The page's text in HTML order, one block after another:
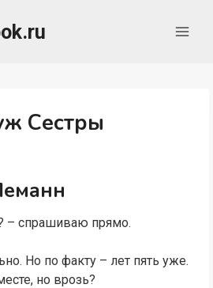
Сестры
– спрашиваю прямо.
Но по факту – лет пять уже.
но врозь?